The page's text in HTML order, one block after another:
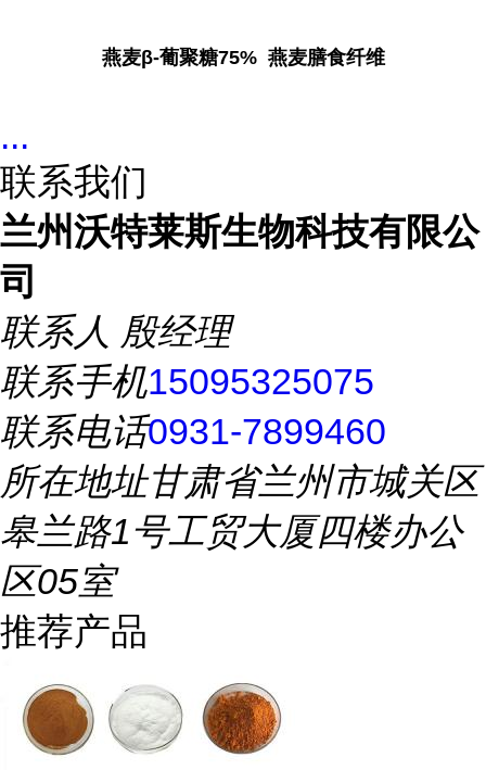
燕麦β-葡聚糖75% 燕麦膳食纤维
...
联系我们
兰州沃特莱斯生物科技有限公
司
联系人 殷经理
联系手机15095325075
联系电话0931-7899460
所在地址甘肃省兰州市城关区
皋兰路1号工贸大厦四楼办公
区05室
推荐产品